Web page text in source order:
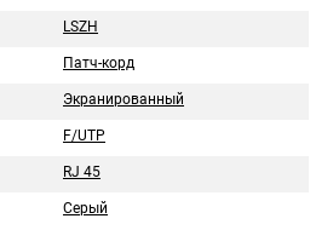
LSZH
Патч-корд
Экранированный
F/UTP
RJ 45
Серый